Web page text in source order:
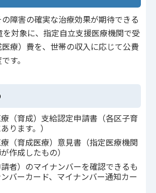
障害の確実な治療効果が期待できる
対象に、指定自立支援医療機関で受
療）費を、世帯の収入に応じて公費
す。
（育成）支給認定申請書（各区子育
ります。）
（育成医療）意見書（指定医療機関
作成したもの）
者）のマイナンバーを確認できるも
バーカード、マイナンバー通知カー